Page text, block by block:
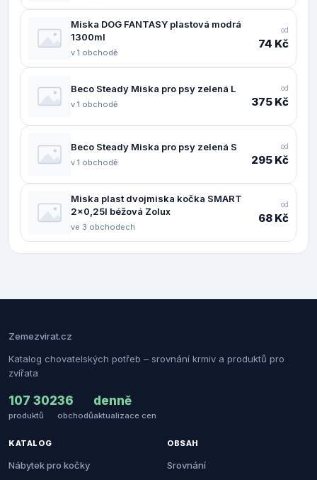
Miska DOG FANTASY plastová modrá
1300ml
v 1 obchodě
od
74 Kč
Beco Steady Miska pro psy zelená L
v 1 obchodě
od
375 Kč
Beco Steady Miska pro psy zelená S
v 1 obchodě
od
295 Kč
Miska plast dvojmiska kočka SMART
2x0,25l béžová Zolux
ve 3 obchodech
od
68 Kč
Zemezvirat.cz
Katalog chovatelských potřeb – srovnání krmiv a produktů pro
zvířata
107 302
produktů
36
obchodů
denně
aktualizace cen
KATALOG
Nábytek pro kočky
OBSAH
Srovnání